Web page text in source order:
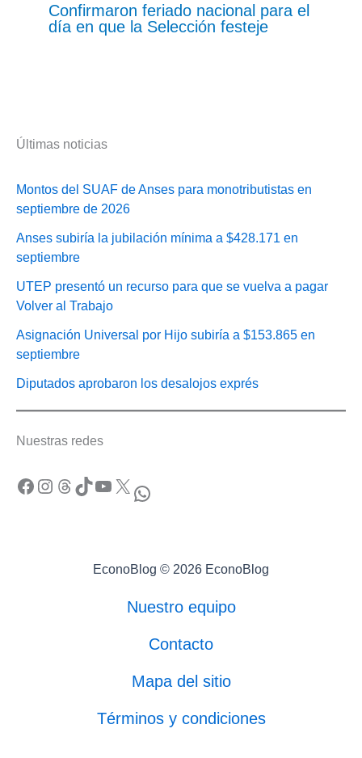
Confirmaron feriado nacional para el
día en que la Selección festeje
Últimas noticias
Montos del SUAF de Anses para monotributistas en
septiembre de 2026
Anses subiría la jubilación mínima a $428.171 en
septiembre
UTEP presentó un recurso para que se vuelva a pagar
Volver al Trabajo
Asignación Universal por Hijo subiría a $153.865 en
septiembre
Diputados aprobaron los desalojos exprés
Nuestras redes
Facebook Instagram Threads TikTok YouTube X WhatsApp
EconoBlog © 2026 EconoBlog
Nuestro equipo
Contacto
Mapa del sitio
Términos y condiciones